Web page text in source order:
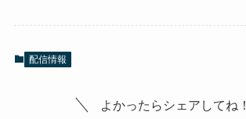
配信情報
よかったらシェアしてね！